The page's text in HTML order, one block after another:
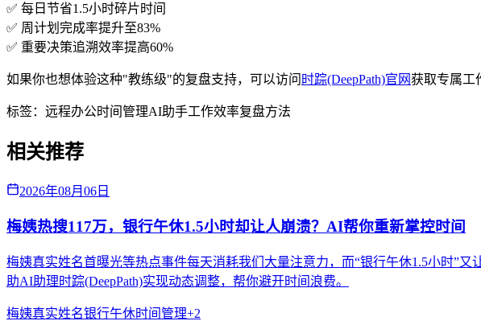
✅ 每日节省1.5小时碎片时间
✅ 周计划完成率提升至83%
✅ 重要决策追溯效率提高60%
如果你也想体验这种"教练级"的复盘支持，可以访问 时踪(DeepPath)官网获取专属工
标签： 远程办公时间管理AI助手工作效率复盘方法
相关推荐
2026年08月06日
梅姨热搜117万，银行午休1.5小时却让人崩溃？AI帮你重新掌控时间
梅姨真实姓名首曝光等热点事件每天消耗我们大量注意力，而“银行午休1.5小时”
助AI助理时踪(DeepPath)实现动态调整，帮你避开时间浪费。
梅姨真实姓名银行午休时间管理+2